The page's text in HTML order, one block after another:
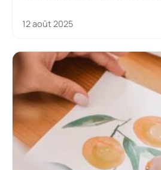
12 août 2025